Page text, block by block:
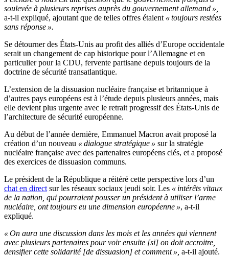
soulevée à plusieurs reprises auprès du gouvernement allemand »,
a-t-il expliqué, ajoutant que de telles offres étaient « toujours restées
sans réponse ».
Se détourner des États-Unis au profit des alliés d’Europe occidentale
serait un changement de cap historique pour l’Allemagne et en
particulier pour la CDU, fervente partisane depuis toujours de la
doctrine de sécurité transatlantique.
L’extension de la dissuasion nucléaire française et britannique à
d’autres pays européens est à l’étude depuis plusieurs années, mais
elle devient plus urgente avec le retrait progressif des États-Unis de
l’architecture de sécurité européenne.
Au début de l’année dernière, Emmanuel Macron avait proposé la
création d’un nouveau « dialogue stratégique » sur la stratégie
nucléaire française avec des partenaires européens clés, et a proposé
des exercices de dissuasion communs.
Le président de la République a réitéré cette perspective lors d’un
chat en direct sur les réseaux sociaux jeudi soir. Les « intérêts vitaux
de la nation, qui pourraient pousser un président à utiliser l’arme
nucléaire, ont toujours eu une dimension européenne », a-t-il
expliqué.
« On aura une discussion dans les mois et les années qui viennent
avec plusieurs partenaires pour voir ensuite [si] on doit accroitre,
densifier cette solidarité [de dissuasion] et comment », a-t-il ajouté.